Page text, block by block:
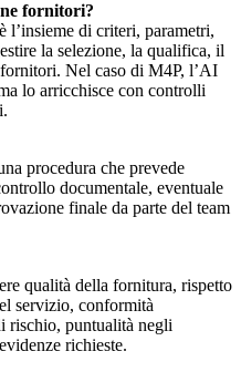
fornitori?
l’insieme di criteri, parametri,
la selezione, la qualifica, il
Nel caso di M4P, l’AI
lo arricchisce con controlli
procedura che prevede
documentale, eventuale
finale da parte del team
qualità della fornitura, rispetto
servizio, conformità
rischio, puntualità negli
richieste.